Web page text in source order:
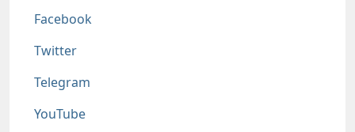
Соц сети
Facebook
Twitter
Telegram
YouTube